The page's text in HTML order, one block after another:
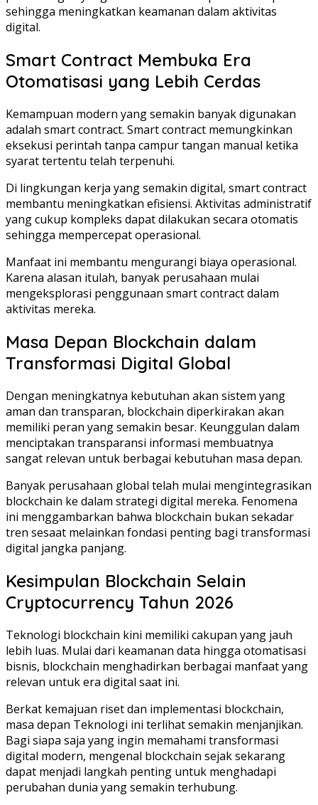
sehingga meningkatkan keamanan dalam aktivitas
digital.
Smart Contract Membuka Era
Otomatisasi yang Lebih Cerdas
Kemampuan modern yang semakin banyak digunakan
adalah smart contract. Smart contract memungkinkan
eksekusi perintah tanpa campur tangan manual ketika
syarat tertentu telah terpenuhi.
Di lingkungan kerja yang semakin digital, smart contract
membantu meningkatkan efisiensi. Aktivitas administratif
yang cukup kompleks dapat dilakukan secara otomatis
sehingga mempercepat operasional.
Manfaat ini membantu mengurangi biaya operasional.
Karena alasan itulah, banyak perusahaan mulai
mengeksplorasi penggunaan smart contract dalam
aktivitas mereka.
Masa Depan Blockchain dalam
Transformasi Digital Global
Dengan meningkatnya kebutuhan akan sistem yang
aman dan transparan, blockchain diperkirakan akan
memiliki peran yang semakin besar. Keunggulan dalam
menciptakan transparansi informasi membuatnya
sangat relevan untuk berbagai kebutuhan masa depan.
Banyak perusahaan global telah mulai mengintegrasikan
blockchain ke dalam strategi digital mereka. Fenomena
ini menggambarkan bahwa blockchain bukan sekadar
tren sesaat melainkan fondasi penting bagi transformasi
digital jangka panjang.
Kesimpulan Blockchain Selain
Cryptocurrency Tahun 2026
Teknologi blockchain kini memiliki cakupan yang jauh
lebih luas. Mulai dari keamanan data hingga otomatisasi
bisnis, blockchain menghadirkan berbagai manfaat yang
relevan untuk era digital saat ini.
Berkat kemajuan riset dan implementasi blockchain,
masa depan Teknologi ini terlihat semakin menjanjikan.
Bagi siapa saja yang ingin memahami transformasi
digital modern, mengenal blockchain sejak sekarang
dapat menjadi langkah penting untuk menghadapi
perubahan dunia yang semakin terhubung.